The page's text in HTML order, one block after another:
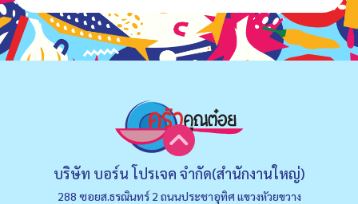
บริษัท บอร์น โปรเจค จำกัด(สำนักงานใหญ่)
288 ซอยส.ธรณินทร์ 2 ถนนประชาอุทิศ แขวงหัวยขวาง